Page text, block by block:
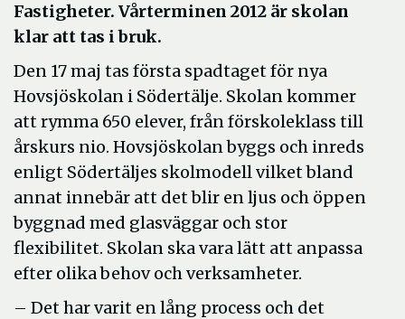
Fastigheter. Vårterminen 2012 är skolan
klar att tas i bruk.
Den 17 maj tas första spadtaget för nya
Hovsjöskolan i Södertälje. Skolan kommer
att rymma 650 elever, från förskoleklass till
årskurs nio. Hovsjöskolan byggs och inreds
enligt Södertäljes skolmodell vilket bland
annat innebär att det blir en ljus och öppen
byggnad med glasväggar och stor
flexibilitet. Skolan ska vara lätt att anpassa
efter olika behov och verksamheter.
– Det har varit en lång process och det